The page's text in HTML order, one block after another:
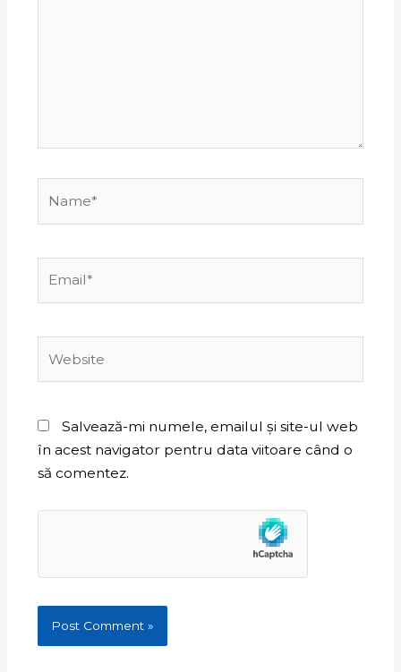
Salvează-mi numele, emailul și site-ul web
în acest navigator pentru data viitoare când o
să comentez.